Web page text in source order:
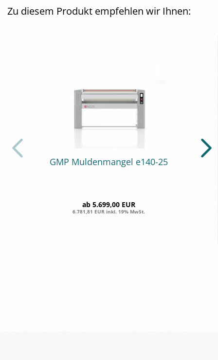
Zu diesem Produkt empfehlen wir Ihnen:
GMP Mul­den­man­gel e140-​25
ab 5.699,00 EUR
6.781,81 EUR inkl. 19% MwSt.